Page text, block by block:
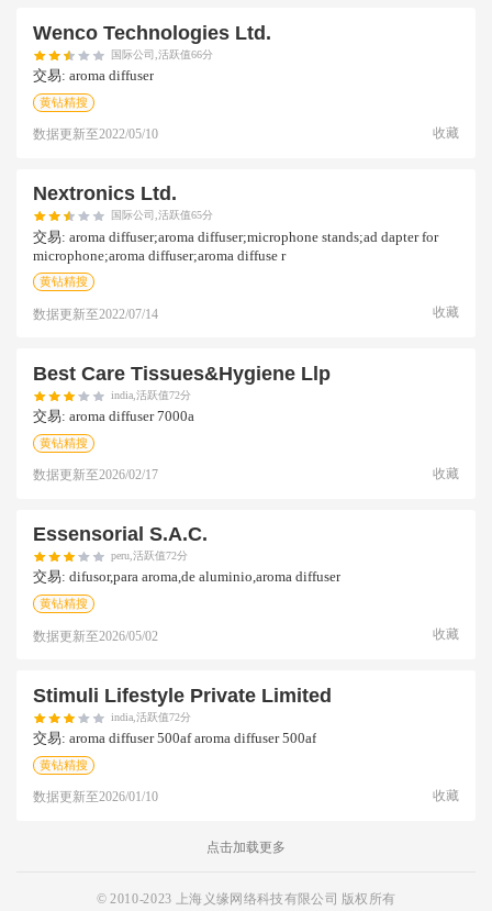
Wenco Technologies Ltd.
国际公司,活跃值66分
交易: aroma diffuser
黄钻精搜
数据更新至2022/05/10 收藏
Nextronics Ltd.
国际公司,活跃值65分
交易: aroma diffuser;aroma diffuser;microphone stands;ad dapter for
microphone;aroma diffuser;aroma diffuse r
黄钻精搜
数据更新至2022/07/14 收藏
Best Care Tissues&hygiene Llp
india,活跃值72分
交易: aroma diffuser 7000a
黄钻精搜
数据更新至2026/02/17 收藏
Essensorial S.a.c.
peru,活跃值72分
交易: difusor,para aroma,de aluminio,aroma diffuser
黄钻精搜
数据更新至2026/05/02 收藏
Stimuli Lifestyle Private Limited
india,活跃值72分
交易: aroma diffuser 500af aroma diffuser 500af
黄钻精搜
数据更新至2026/01/10 收藏
点击加载更多
© 2010-2023 上海义缘网络科技有限公司 版权所有